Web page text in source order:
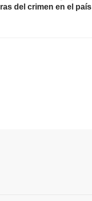
del crimen en el país